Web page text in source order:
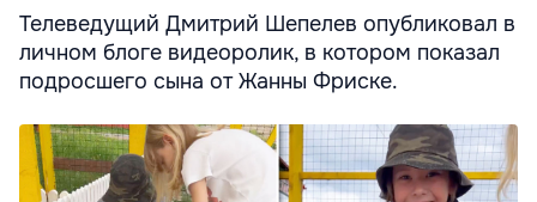
Телеведущий Дмитрий Шепелев опубликовал в
личном блоге видеоролик, в котором показал
подросшего сына от Жанны Фриске.